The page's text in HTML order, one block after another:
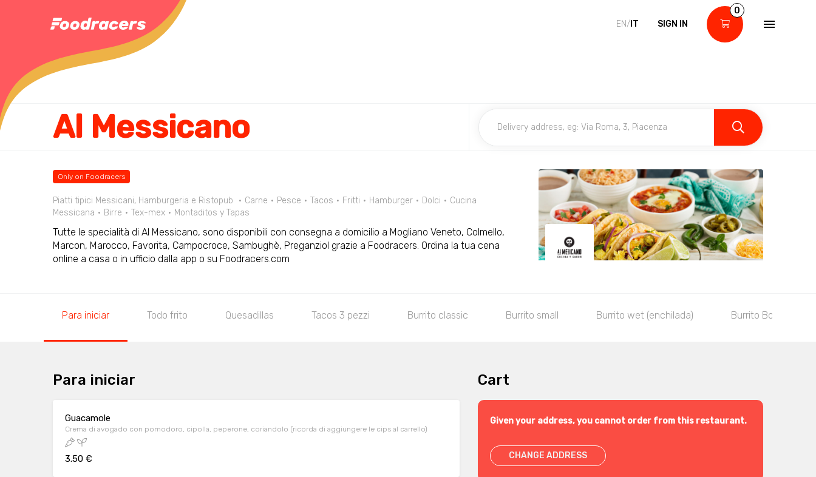
EN/ IT SIGN IN
0
Al Messicano
Only on Foodracers
Piatti tipici Messicani, Hamburgeria e Ristopub Carne Pesce Tacos Fritti Hamburger Dolci
Cucina
Messicana
Birre Tex-mex Montaditos y Tapas
Tutte le specialità di Al Messicano, sono disponibili con consegna a domicilio a Mogliano Veneto, Colmello,
Marcon, Marocco, Favorita, Campocroce, Sambughè, Preganziol grazie a Foodracers. Ordina la tua cena
online a casa o in ufficio dalla app o su Foodracers.com
Para iniciar Todo frito Quesadillas Tacos 3 pezzi Burrito classic Burrito small Burrito wet (enchilada) Burrito Bowl
Para iniciar
Guacamole
Crema di avogado con pomodoro, cipolla, peperone, coriandolo (ricorda di aggiungere le cips al carrello)
3.50 €
Cart
Given your address, you cannot order from this restaurant.
CHANGE ADDRESS